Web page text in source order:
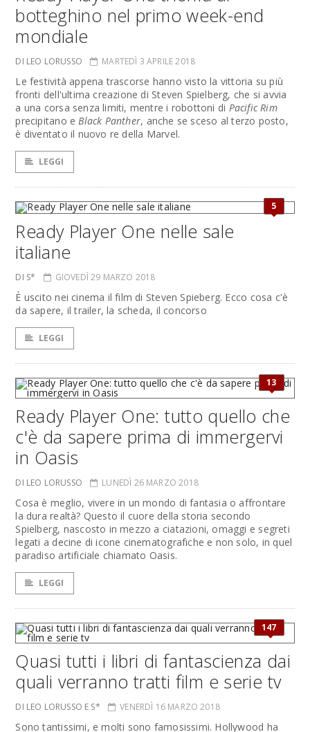
botteghino nel primo week-end
mondiale
DI LEO LORUSSO MARTEDÌ 3 APRILE 2018
Le festività appena trascorse hanno visto la vittoria su più
fronti dell'ultima creazione di Steven Spielberg, che si avvia
a una corsa senza limiti, mentre i robottoni di Pacific Rim
precipitano eBlack Panther, anche se sceso al terzo posto,
è diventato il nuovo re della Marvel.
LEGGI
5
Ready Player One nelle sale
italiane
DI S* GIOVEDÌ 29 MARZO 2018
È uscito nei cinema il film di Steven Spieberg. Ecco cosa c'è
da sapere, il trailer, la scheda, il concorso
LEGGI
13
Ready Player One: tutto quello che
c'è da sapere prima di immergervi
in Oasis
DI LEO LORUSSO LUNEDÌ 26 MARZO 2018
Cosa è meglio, vivere in un mondo di fantasia o affrontare
la dura realtà? Questo il cuore della storia secondo
Spielberg, nascosto in mezzo a ciatazioni, omaggi e segreti
legati a decine di icone cinematografiche e non solo, in quel
paradiso artificiale chiamato Oasis.
LEGGI
147
Quasi tutti i libri di fantascienza dai
quali verranno tratti film e serie tv
DI LEO LORUSSO E S* VENERDÌ 16 MARZO 2018
Sono tantissimi, e molti sono famosissimi. Hollywood ha